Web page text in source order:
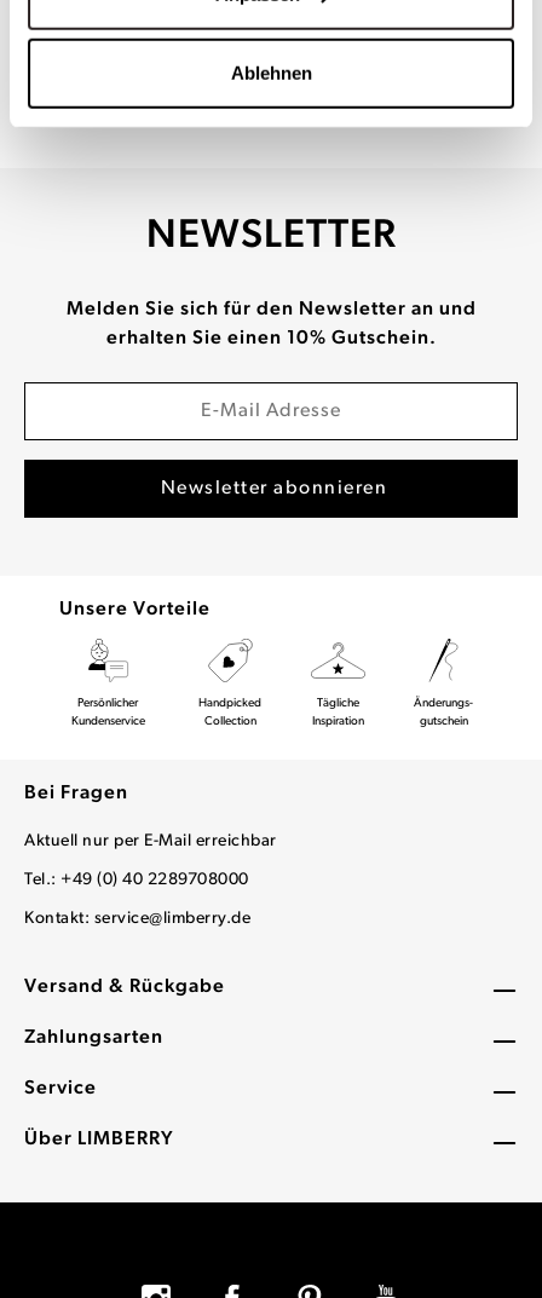
Ablehnen
Versand & Rückgabe
Zahlungsarten
Service
Über LIMBERRY
NEWSLETTER
Melden Sie sich für den Newsletter an und
erhalten Sie einen 10% Gutschein.
Unsere Vorteile
Persönlicher
Kundenservice
Handpicked
Collection
Tägliche
Inspiration
Änderungs-
gutschein
Bei Fragen
Aktuell nur per E-Mail erreichbar
Tel.: +49 (0) 40 2289708000
Kontakt: service@limberry.de